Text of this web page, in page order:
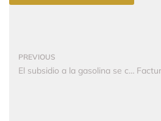
PREVIOUS
El subsidio a la gasolina se comió los recursos de las últimas dos reformas tributarias